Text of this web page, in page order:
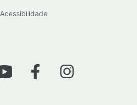
Acessibilidade